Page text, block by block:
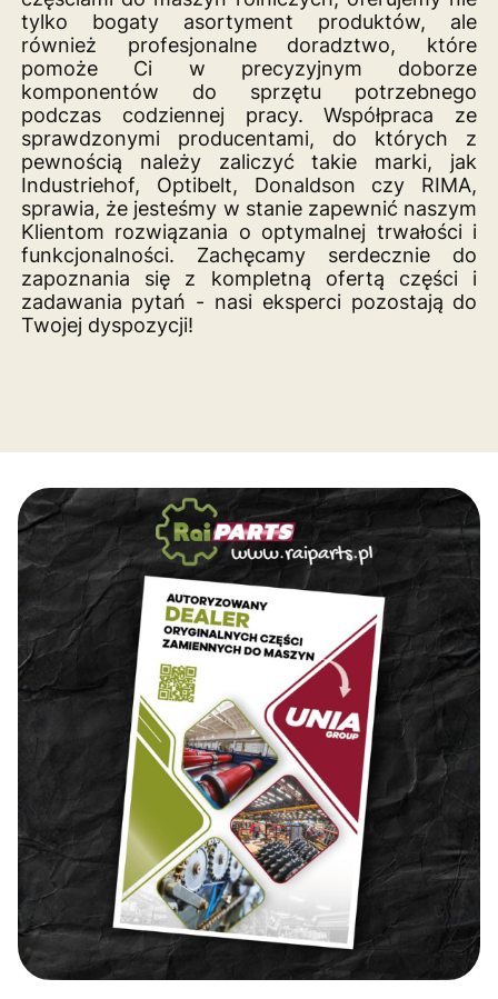
tylko bogaty asortyment produktów, ale
również profesjonalne doradztwo, które
pomoże Ci w precyzyjnym doborze
komponentów do sprzętu potrzebnego
podczas codziennej pracy. Współpraca ze
sprawdzonymi producentami, do których z
pewnością należy zaliczyć takie marki, jak
Industriehof, Optibelt, Donaldson czy RIMA,
sprawia, że jesteśmy w stanie zapewnić naszym
Klientom rozwiązania o optymalnej trwałości i
funkcjonalności. Zachęcamy serdecznie do
zapoznania się z kompletną ofertą części i
zadawania pytań - nasi eksperci pozostają do
Twojej dyspozycji!